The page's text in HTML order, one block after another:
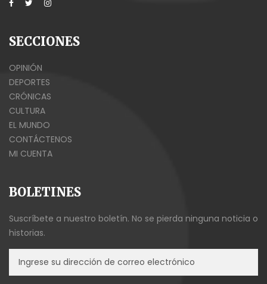
SECCIONES
OPINIÓN
DEPORTES
CRÓNICAS
CULTURA
EL MUNDO
CONTÁCTENOS
MI CUENTA
BOLETINES
Suscríbete a nuestro boletín. No se pierda ninguna noticia o
historias.